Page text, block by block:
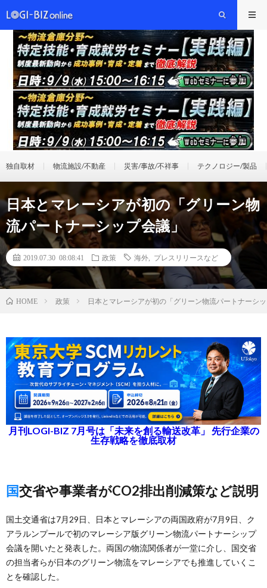
独自取材 物流施設/不動産 災害/事故/不祥事 テクノロジー/製品
日本とマレーシアが初の「グリーン物
流パートナーシップ会議」
2019.07.30 08:08:41 政策 海外 プレスリリースなど
HOME 政策 日本とマレーシアが初の「グリーン物流パートナーシ
月刊LOGI-BIZ 7月号は「未来を創る輸送改革」 先行企業の
生存戦略を徹底取材
国交省や事業者がCO2排出削減策など説明
国土交通省は7月29日、日本とマレーシアの両国政府が7月9日、ク
アラルンプールで初のマレーシア版グリーン物流パートナーシップ
会議を開いたと発表した。両国の物流関係者が一堂に介し、国交省
の担当者らが日本のグリーン物流をマレーシアでも推進していくこ
とを確認した。